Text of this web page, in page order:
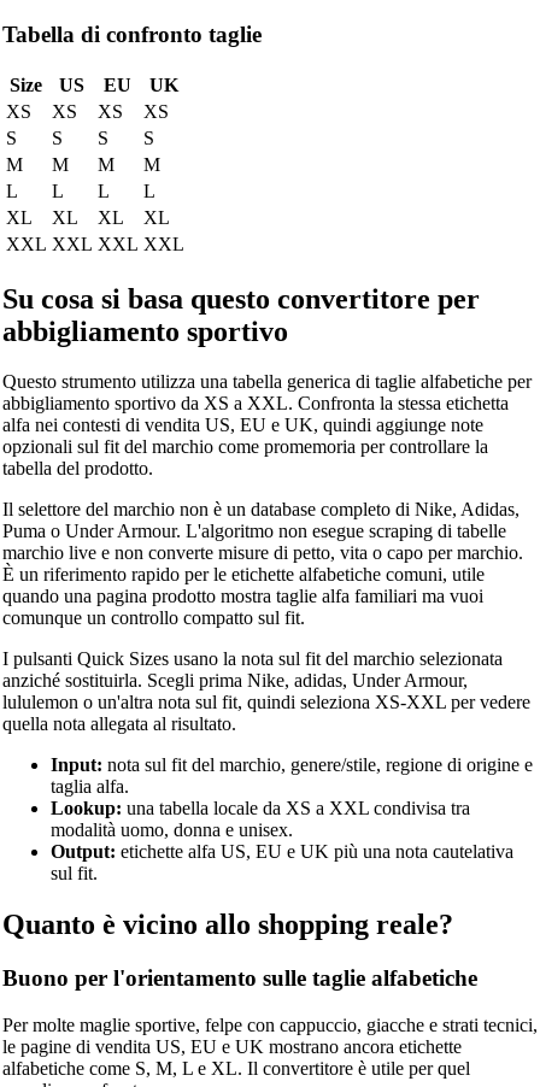
Tabella di confronto taglie
Size US EU
UK
XS
XS XS
XS
S
S S
S
M
M M
M
L
L L
L
XL
XL XL
XL
XXL XXL XXL XXL
Su cosa si basa questo convertitore per
abbigliamento sportivo
Questo strumento utilizza una tabella generica di taglie alfabetiche per
abbigliamento sportivo da XS a XXL. Confronta la stessa etichetta
alfa nei contesti di vendita US, EU e UK, quindi aggiunge note
opzionali sul fit del marchio come promemoria per controllare la
tabella del prodotto.
Il selettore del marchio non è un database completo di Nike, Adidas,
Puma o Under Armour. L'algoritmo non esegue scraping di tabelle
marchio live e non converte misure di petto, vita o capo per marchio.
È un riferimento rapido per le etichette alfabetiche comuni, utile
quando una pagina prodotto mostra taglie alfa familiari ma vuoi
comunque un controllo compatto sul fit.
I pulsanti Quick Sizes usano la nota sul fit del marchio selezionata
anziché sostituirla. Scegli prima Nike, adidas, Under Armour,
lululemon o un'altra nota sul fit, quindi seleziona XS-XXL per vedere
quella nota allegata al risultato.
Input: nota sul fit del marchio, genere/stile, regione di origine e
taglia alfa.
Lookup: una tabella locale da XS a XXL condivisa tra
modalità uomo, donna e unisex.
Output: etichette alfa US, EU e UK più una nota cautelativa
sul fit.
Quanto è vicino allo shopping reale?
Buono per l'orientamento sulle taglie alfabetiche
Per molte maglie sportive, felpe con cappuccio, giacche e strati tecnici,
le pagine di vendita US, EU e UK mostrano ancora etichette
alfabetiche come S, M, L e XL. Il convertitore è utile per quel